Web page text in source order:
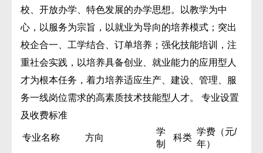
校、开放办学、特色发展的办学思想。以教学为中
心，以服务为宗旨，以就业为导向的培养模式；突出
校企合一、工学结合、订单培养；强化技能培训，注
重社会实践，以培养具备创业、就业能力的应用型人
才为根本任务，着力培养适应生产、建设、管理、服
务一线岗位需求的高素质技术技能型人才。 专业设置
及收费标准
专业名称 方向
学
制
科类
学费（元/
年）